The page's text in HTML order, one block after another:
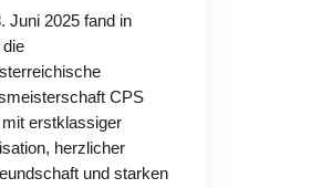
Juni 2025 fand in
CPS
erstklassiger
herzlicher
und starken